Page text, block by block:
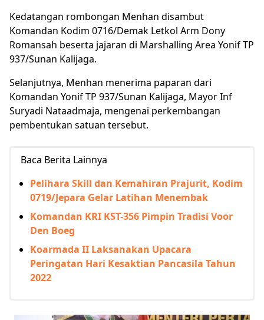
Kedatangan rombongan Menhan disambut
Komandan Kodim 0716/Demak Letkol Arm Dony
Romansah beserta jajaran di Marshalling Area Yonif TP
937/Sunan Kalijaga.
Selanjutnya, Menhan menerima paparan dari
Komandan Yonif TP 937/Sunan Kalijaga, Mayor Inf
Suryadi Nataadmaja, mengenai perkembangan
pembentukan satuan tersebut.
Baca Berita Lainnya
Pelihara Skill dan Kemahiran Prajurit, Kodim
0719/Jepara Gelar Latihan Menembak
Komandan KRI KST-356 Pimpin Tradisi Voor
Den Boeg
Koarmada II Laksanakan Upacara
Peringatan Hari Kesaktian Pancasila Tahun
2022